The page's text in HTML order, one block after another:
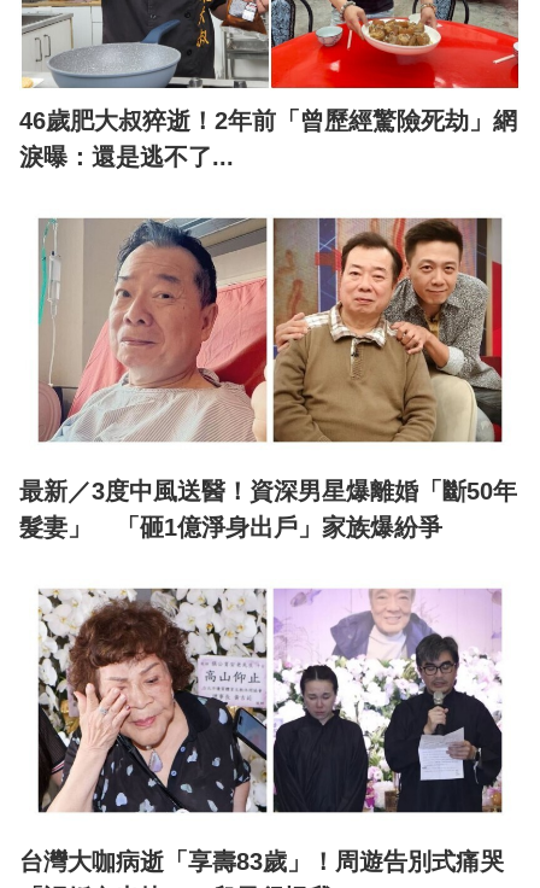
46歲肥大叔猝逝！2年前「曾歷經驚險死劫」網
淚曝：還是逃不了...
最新／3度中風送醫！資深男星爆離婚「斷50年
髮妻」 「砸1億淨身出戶」家族爆紛爭
台灣大咖病逝「享壽83歲」！周遊告別式痛哭